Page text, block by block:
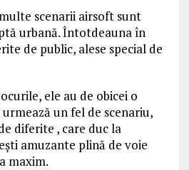
scenarii airsoft sunt
urbană. Întotdeauna în
de public, alese special de
ele au de obicei o
un fel de scenariu,
diferite , care duc la
amuzante plină de voie
maxim.